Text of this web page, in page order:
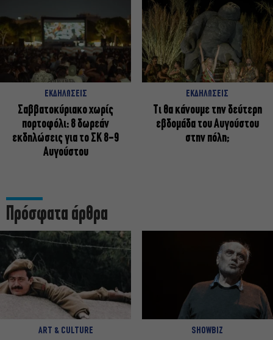
ΕΚΔΗΛΩΣΕΙΣ
Σαββατοκύριακο χωρίς
πορτοφόλι: 8 δωρεάν
εκδηλώσεις για το ΣΚ 8-9
Αυγούστου
ΕΚΔΗΛΩΣΕΙΣ
Τι θα κάνουμε την δεύτερη
εβδομάδα του Αυγούστου
στην πόλη;
Πρόσφατα άρθρα
ART & CULTURE SHOWBIZ